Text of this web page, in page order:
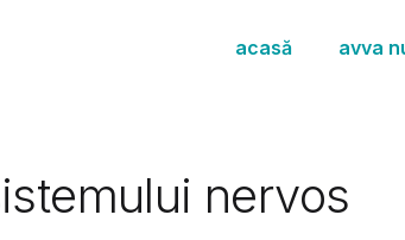
acasă avva
nervos